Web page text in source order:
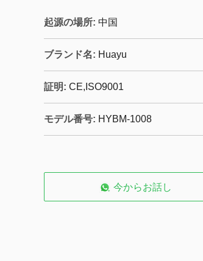
起源の場所: 中国
ブランド名: Huayu
証明: CE,ISO9001
モデル番号: HYBM-1008
今からお話し